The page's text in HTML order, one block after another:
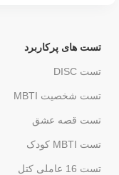
تست های پرکاربرد
تست DISC
تست شخصیت MBTI
تست قصه عشق
تست MBTI کودک
تست 16 عاملی کتل